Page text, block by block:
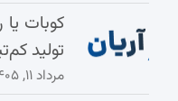
کوبات
تولید
مرداد ۱۱, ۱۴۰۵